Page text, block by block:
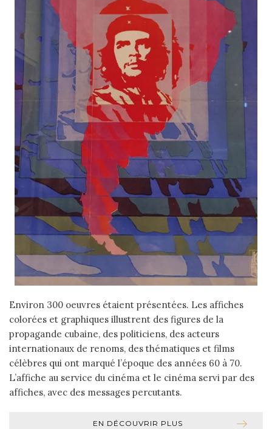
Environ 300 oeuvres étaient présentées. Les affiches
colorées et graphiques illustrent des figures de la
propagande cubaine, des politiciens, des acteurs
internationaux de renoms, des thématiques et films
célèbres qui ont marqué l’époque des années 60 à 70.
L’affiche au service du cinéma et le cinéma servi par des
affiches, avec des messages percutants.
EN DÉCOUVRIR PLUS